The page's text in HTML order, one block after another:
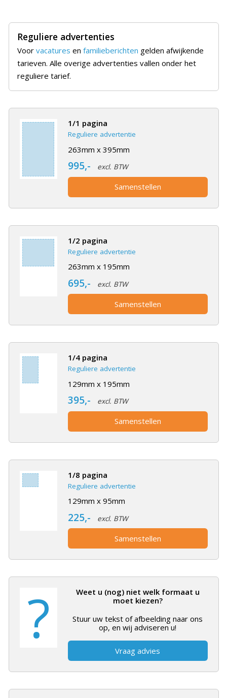
Reguliere advertenties
Voor vacatures en familieberichten gelden afwijkende
tarieven. Alle overige advertenties vallen onder het
reguliere tarief.
1/1 pagina
Reguliere advertentie
263mm x 395mm
995,- excl. BTW
Samenstellen
1/2 pagina
Reguliere advertentie
263mm x 195mm
695,- excl. BTW
Samenstellen
1/4 pagina
Reguliere advertentie
129mm x 195mm
395,- excl. BTW
Samenstellen
1/8 pagina
Reguliere advertentie
129mm x 95mm
225,- excl. BTW
Samenstellen
?
Weet u (nog) niet welk formaat u
moet kiezen?
Stuur uw tekst of afbeelding naar ons
op, en wij adviseren u!
Vraag advies